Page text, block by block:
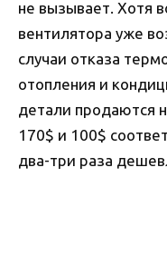
не вызывает. Хотя
вентилятора уже
случаи отказа
отопления и
детали продаются
170$ и 100$
два-три раза